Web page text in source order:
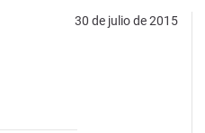
30 de julio de 2015